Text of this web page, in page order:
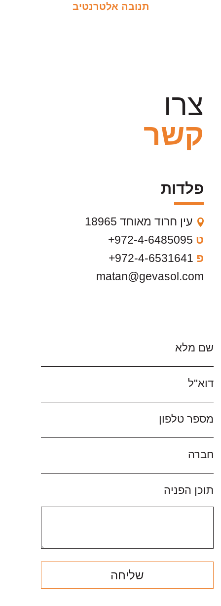
תנובה אלטרנטיב
צרו
קשר
פלדות
עין חרוד מאוחד 18965
ט 972-4-6485095+
פ 972-4-6531641+
matan@gevasol.com
שם מלא
דוא"ל
מספר טלפון
חברה
תוכן הפניה